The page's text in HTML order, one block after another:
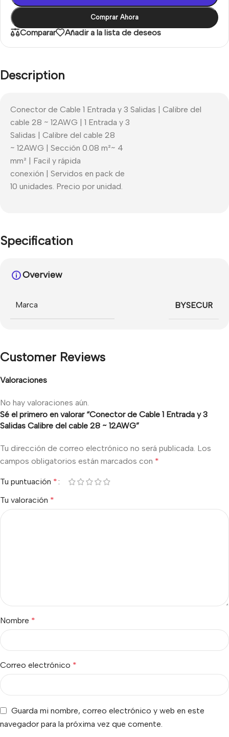
Comprar Ahora
Comparar Añadir a la lista de deseos
Description
Conector de Cable 1 Entrada y 3 Salidas | Calibre del
cable 28 ~ 12AWG | 1 Entrada y 3
Salidas | Calibre del cable 28
~ 12AWG | Sección 0.08 m²~ 4
mm² | Facil y rápida
conexión | Servidos en pack de
10 unidades. Precio por unidad.
Specification
Overview
Marca BYSECUR
Customer Reviews
Valoraciones
No hay valoraciones aún.
Sé el primero en valorar “Conector de Cable 1 Entrada y 3
Salidas Calibre del cable 28 ~ 12AWG”
Tu dirección de correo electrónico no será publicada. Los
campos obligatorios están marcados con *
Tu puntuación *
Tu valoración *
Nombre *
Correo electrónico *
Guarda mi nombre, correo electrónico y web en este
navegador para la próxima vez que comente.